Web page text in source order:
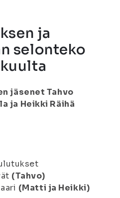
ja
selonteko
jäsenet Tahvo
ja Heikki Räihä
(Tahvo)
(Matti ja Heikki)